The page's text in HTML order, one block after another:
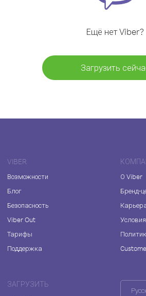
Ещё нет Viber?
Загрузить
VIBER
Возможности
Блог
Безопасность
Viber Out
Тарифы
Поддержка
О Viber
Бренд-
ЗАГРУЗИТЬ